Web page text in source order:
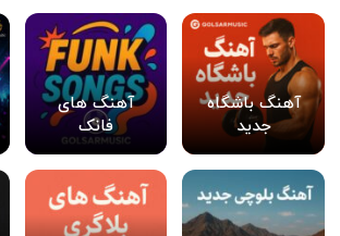
آهنگ باشگاه
جدید
آهنگ های
فانک